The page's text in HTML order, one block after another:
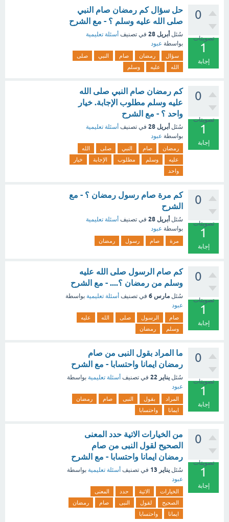
0
تصويتات
1
إجابة
حل سؤال كم رمضان صام النبي
صلى الله عليه وسلم ؟ - مع الشرح
سُئل أبريل 28 في تصنيف أسئلة تعليمية
بواسطة عبود
سؤال رمضان صام النبي
صلى
الله
عليه وسلم
0
تصويتات
1
إجابة
كم رمضان صام النبي صلى الله
عليه وسلم مطلوب الإجابة. خيار
واحد ؟ - مع الشرح
سُئل أبريل 28 في تصنيف أسئلة تعليمية
بواسطة عبود
رمضان صام النبي صلى
الله
عليه
وسلم مطلوب الإجابة
خيار
واحد
0
تصويتات
1
إجابة
كم مرة صام رسول رمضان ؟ - مع
الشرح
سُئل أبريل 28 في تصنيف أسئلة تعليمية
بواسطة عبود
مرة صام رسول رمضان
0
تصويتات
1
إجابة
كم صام الرسول صلى الله عليه
وسلم من رمضان ؟.... - مع الشرح
سُئل مارس 6 في تصنيف أسئلة تعليمية بواسطة
عبود
صام الرسول صلى الله
عليه
وسلم
رمضان
0
تصويتات
1
إجابة
ما المراد بقول النبى من صام
رمضان ايمانا واحتسابا - مع الشرح
سُئل يناير 22 في تصنيف أسئلة تعليمية بواسطة
عبود
المراد بقول النبى صام
رمضان
ايمانا
واحتسابا
0
تصويتات
1
إجابة
من الخيارات الاتية حدد المعنى
الصحيح لقول النبى من صام
رمضان ايمانا واحتسابا - مع الشرح
سُئل يناير 13 في تصنيف أسئلة تعليمية بواسطة
عبود
الخيارات الاتية حدد
المعنى
الصحيح
لقول النبى صام
رمضان
ايمانا
واحتسابا